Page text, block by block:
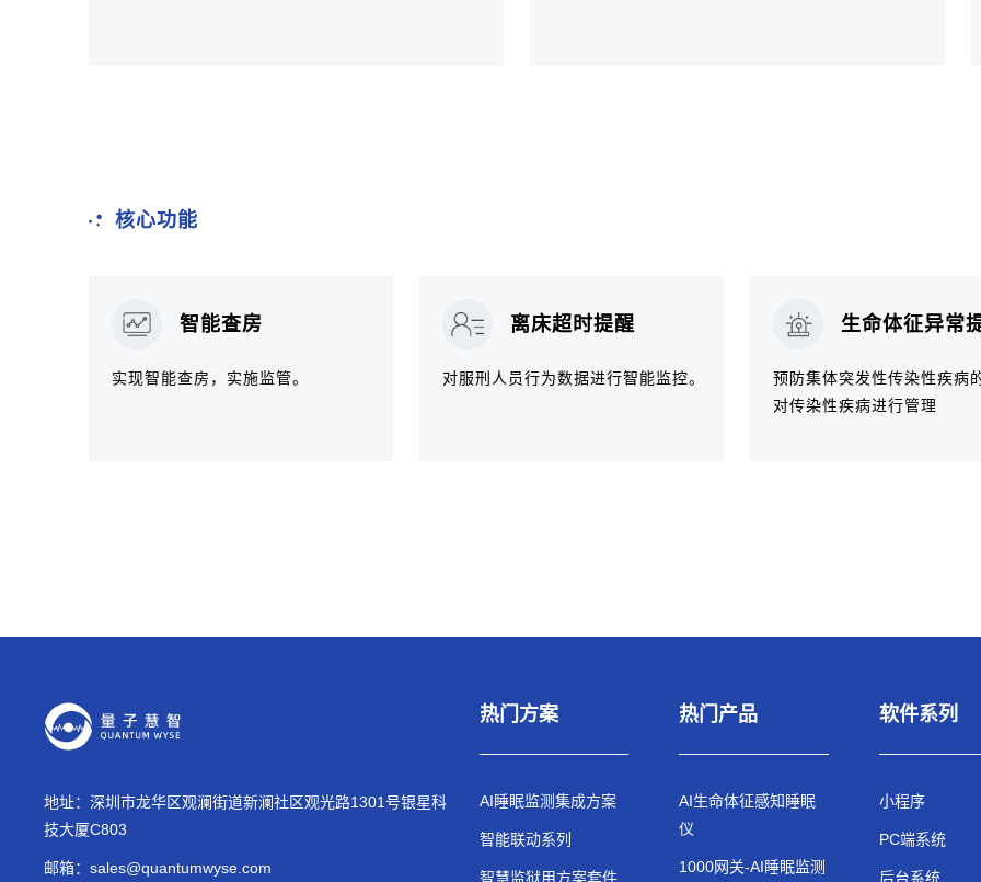
核心功能
智能查房
实现智能查房，实施监管。
离床超时提醒
对服刑人员行为数据进行智能监控。
生命体征异常
预防集体突发性传染性疾病
对传染性疾病进行管理
地址：深圳市龙华区观澜街道新澜社区观光路1301号银星科
技大厦C803
邮箱： sales@quantumwyse.com
热门方案
AI睡眠监测集成方案
智能联动系列
智慧监狱用方案套件
热门产品
AI生命体征感知睡眠
仪
1000网关-AI睡眠监测
软件系列
小程序
PC端系统
后台系统